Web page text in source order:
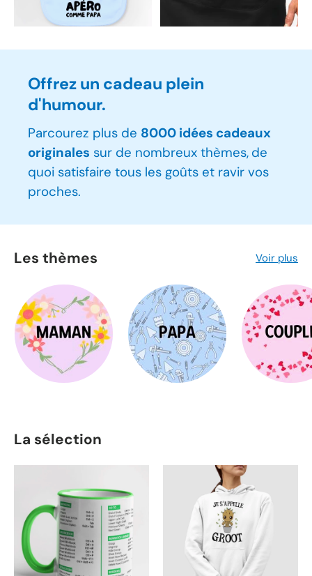
Offrez un cadeau plein
d'humour.
Parcourez plus de 8000 idées cadeaux
originales sur de nombreux thèmes, de
quoi satisfaire tous les goûts et ravir vos
proches.
Les thèmes Voir plus
La sélection